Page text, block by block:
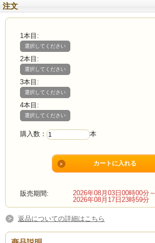
注文
1本目:
選択してください
2本目:
選択してください
3本目:
選択してください
4本目:
選択してください
購入数： 本
販売期間:
2026年08月03日00時00分～
2026年08月17日23時59分
返品についての詳細はこちら